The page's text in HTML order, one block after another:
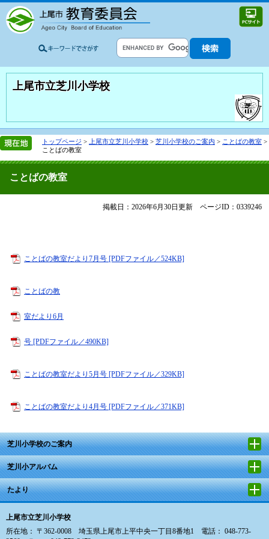
上尾市立芝川小学校
トップページ > 上尾市立芝川小学校 > 芝川小学校のご案内 > ことばの教室 >
ことばの教室
ことばの教室
掲載日：2026年6月30日更新 ページID：0339246
ことばの教室だより7月号 [PDFファイル／524KB]
ことばの教
室だより6月
号 [PDFファイル／490KB]
ことばの教室だより5月号 [PDFファイル／329KB]
ことばの教室だより4月号 [PDFファイル／371KB]
芝川小学校のご案内
芝川小アルバム
たより
上尾市立芝川小学校
所在地： 〒362-0008 埼玉県上尾市上平中央一丁目8番地1 電話： 048-773-